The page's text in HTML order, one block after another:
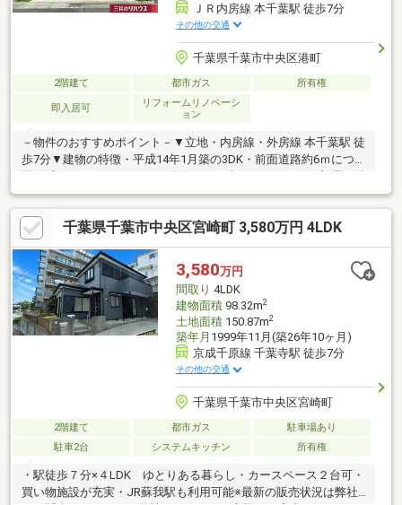
ＪＲ内房線 本千葉駅 徒歩7分
その他の交通
千葉県千葉市中央区港町
2階建て 都市ガス 所有権
即入居可
リフォームリノベーシ
ョン
－物件のおすすめポイント－▼立地・内房線・外房線 本千葉駅 徒
歩7分▼建物の特徴・平成14年1月築の3DK・前面道路約6ｍにつき
徴・洋室2部屋と和室1部屋の3DK▼設備・出窓付の明るいキッチ
ン・窓があり、換気しやすく明るい浴室・洗面所▼リフォーム内
容（2025年8月実施）・外壁一部張替▼周辺環境・スーパーリブ
レ京成ミナーレ本千葉店（約500ｍ）まで近く、買物便利■ご希望
の住まい探しをお手伝いします ━━━━━ ・・・物件の詳細・ご
相談はお気軽にお問い合わせください。
千葉県千葉市中央区宮崎町 3,580万円 4LDK
3,580万円
間取り 4LDK
建物面積98.32m2
土地面積150.87m2
築年月 1999年11月(築26年10ヶ月)
京成千原線 千葉寺駅 徒歩7分
その他の交通
千葉県千葉市中央区宮崎町
2階建て 都市ガス
駐車場あり
駐車2台
システムキッチン 所有権
・駅徒歩７分×４LDK ゆとりある暮らし・カースペース２台可・
買い物施設が充実・JR蘇我駅も利用可能※最新の販売状況は弊社